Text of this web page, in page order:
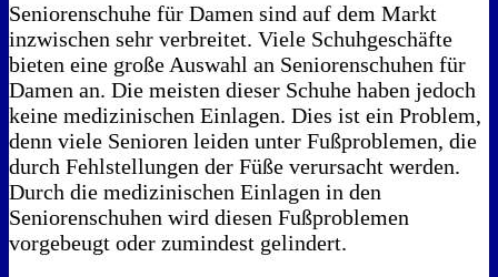
Seniorenschuhe für Damen sind auf dem Markt
inzwischen sehr verbreitet. Viele Schuhgeschäfte
bieten eine große Auswahl an Seniorenschuhen für
Damen an. Die meisten dieser Schuhe haben jedoch
keine medizinischen Einlagen. Dies ist ein Problem,
denn viele Senioren leiden unter Fußproblemen, die
durch Fehlstellungen der Füße verursacht werden.
Durch die medizinischen Einlagen in den
Seniorenschuhen wird diesen Fußproblemen
vorgebeugt oder zumindest gelindert.